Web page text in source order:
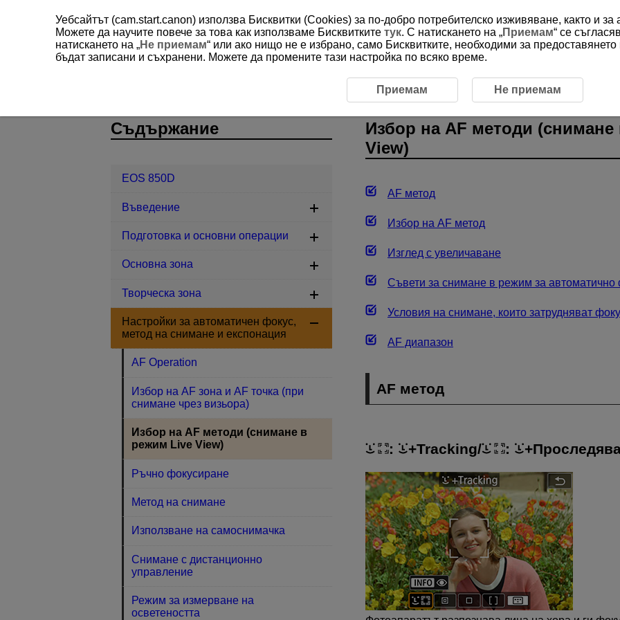
Настройки за автоматичен фокус, метод на снимане и експонация
Избор на AF методи
View)
AF метод
Избор на AF метод
Изглед с увеличаване
Съвети за снимане в режим за автоматично
Условия на снимане, които затрудняват
AF диапазон
AF метод
: +Tracking/ :
Съдържание
EOS 850D
Въведение
Подготовка и основни операции
Основна зона
Творческа зона
Настройки за автоматичен фокус,
метод на снимане и експонация
AF Operation
Избор на AF зона и AF точка (при
снимане чрез визьора)
Избор на AF методи (снимане в
режим Live View)
Ръчно фокусиране
Метод на снимане
Използване на самоснимачка
Снимане с дистанционно
управление
Режим за измерване на
осветеността
Уебсайтът (cam.start.canon) използва Бисквитки (Cookies) за по-добро потребителско изживяване, както и
Можете да научите повече за това как използваме Бисквитките тук. С натискането на „Приемам“ се
натискането на „Не приемам“ или ако нищо не е избрано, само Бисквитките, необходими за
бъдат записани и съхранени. Можете да промените тази настройка по всяко време.
Приемам Не приемам